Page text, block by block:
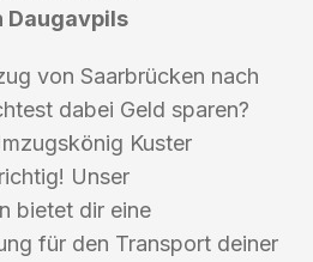
Daugavpils
von Saarbrücken nach
dabei Geld sparen?
Kuster
Unser
bietet dir eine
für den Transport deiner